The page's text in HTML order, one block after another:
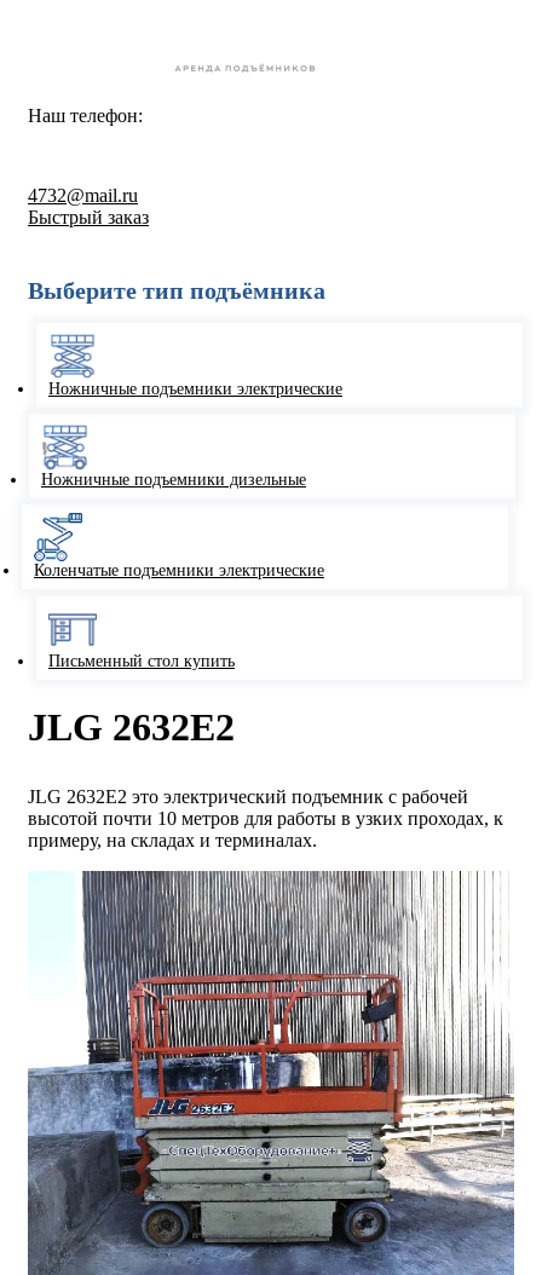
Наш телефон:
4732@mail.ru
Быстрый заказ
Выберите тип подъёмника
Ножничные подъемники электрические
Ножничные подъемники дизельные
Коленчатые подъемники электрические
Письменный стол купить
JLG 2632E2
JLG 2632E2 это электрический подъемник с рабочей
высотой почти 10 метров для работы в узких проходах, к
примеру, на складах и терминалах.